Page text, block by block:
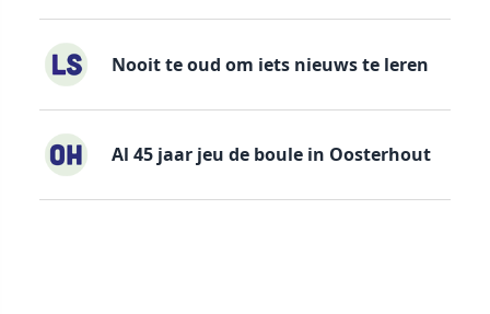
Nooit te oud om iets nieuws te leren
Al 45 jaar jeu de boule in Oosterhout